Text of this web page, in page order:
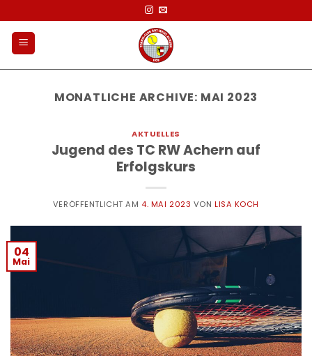
Inhalt
springen
MONATLICHE ARCHIVE: MAI 2023
AKTUELLES
Jugend des TC RW Achern auf
Erfolgskurs
VERÖFFENTLICHT AM 4. MAI 2023 VONLISA KOCH
04
Mai